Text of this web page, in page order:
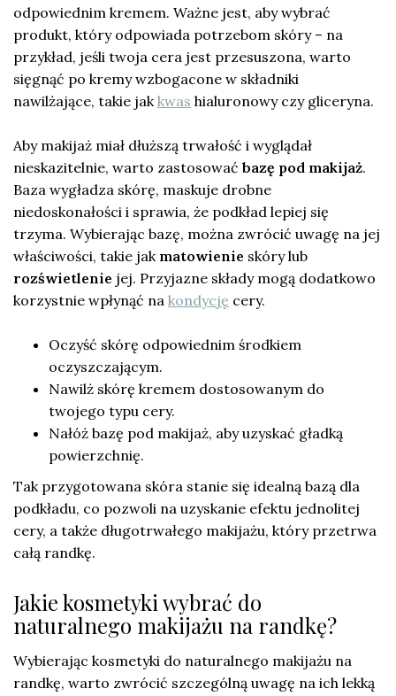
odpowiednim kremem. Ważne jest, aby wybrać
produkt, który odpowiada potrzebom skóry – na
przykład, jeśli twoja cera jest przesuszona, warto
sięgnąć po kremy wzbogacone w składniki
nawilżające, takie jak kwas hialuronowy czy gliceryna.
Aby makijaż miał dłuższą trwałość i wyglądał
nieskazitelnie, warto zastosować bazę pod makijaż.
Baza wygładza skórę, maskuje drobne
niedoskonałości i sprawia, że podkład lepiej się
trzyma. Wybierając bazę, można zwrócić uwagę na jej
właściwości, takie jak matowienie skóry lub
rozświetlenie jej. Przyjazne składy mogą dodatkowo
korzystnie wpłynąć na kondycję cery.
Oczyść skórę odpowiednim środkiem
oczyszczającym.
Nawilż skórę kremem dostosowanym do
twojego typu cery.
Nałóż bazę pod makijaż, aby uzyskać gładką
powierzchnię.
Tak przygotowana skóra stanie się idealną bazą dla
podkładu, co pozwoli na uzyskanie efektu jednolitej
cery, a także długotrwałego makijażu, który przetrwa
całą randkę.
Jakie kosmetyki wybrać do
naturalnego makijażu na randkę?
Wybierając kosmetyki do naturalnego makijażu na
randkę, warto zwrócić szczególną uwagę na ich lekką